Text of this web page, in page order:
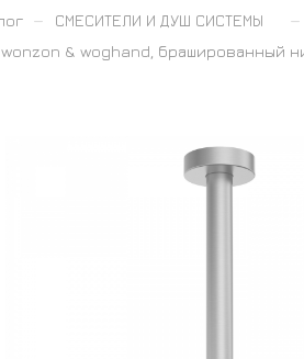
– СМЕСИТЕЛИ И ДУШ СИСТЕМЫ –
& woghand, брашированный